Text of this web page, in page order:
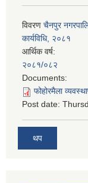
विवरण चैनपुर
कार्यविधि, २०८१
आर्थिक वर्ष:
२०८१/०८२
Documents:
फोहोरमैला
Post date:
थप